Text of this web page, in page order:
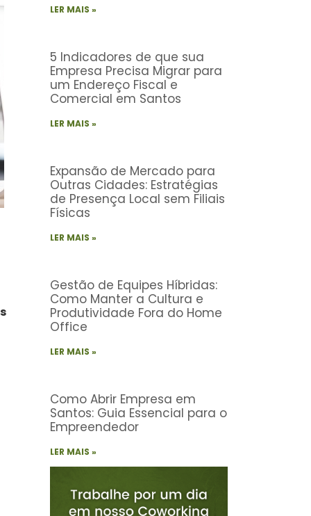
LER MAIS »
5 Indicadores de que sua
Empresa Precisa Migrar para
um Endereço Fiscal e
Comercial em Santos
LER MAIS »
Expansão de Mercado para
Outras Cidades: Estratégias
de Presença Local sem Filiais
Físicas
LER MAIS »
Gestão de Equipes Híbridas:
Como Manter a Cultura e
Produtividade Fora do Home
Office
LER MAIS »
Como Abrir Empresa em
Santos: Guia Essencial para o
Empreendedor
LER MAIS »